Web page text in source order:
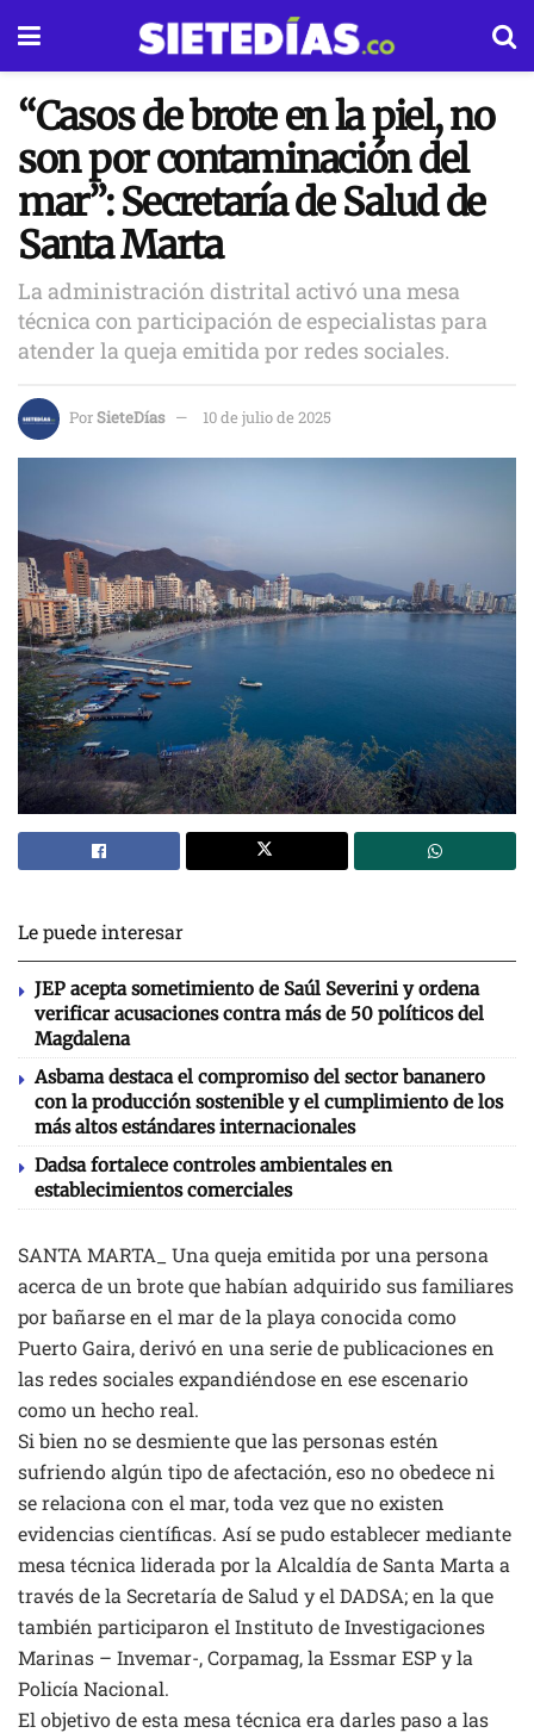
“Casos de brote en la piel, no
son por contaminación del
mar”: Secretaría de Salud de
Santa Marta
La administración distrital activó una mesa
técnica con participación de especialistas para
atender la queja emitida por redes sociales.
PorSieteDías 10 de julio de 2025
Le puede interesar
JEP acepta sometimiento de Saúl Severini y ordena
verificar acusaciones contra más de 50 políticos del
Magdalena
Asbama destaca el compromiso del sector bananero
con la producción sostenible y el cumplimiento de los
más altos estándares internacionales
Dadsa fortalece controles ambientales en
establecimientos comerciales
SANTA MARTA_ Una queja emitida por una persona
acerca de un brote que habían adquirido sus familiares
por bañarse en el mar de la playa conocida como
Puerto Gaira, derivó en una serie de publicaciones en
las redes sociales expandiéndose en ese escenario
como un hecho real.
Si bien no se desmiente que las personas estén
sufriendo algún tipo de afectación, eso no obedece ni
se relaciona con el mar, toda vez que no existen
evidencias científicas. Así se pudo establecer mediante
mesa técnica liderada por la Alcaldía de Santa Marta a
través de la Secretaría de Salud y el DADSA; en la que
también participaron el Instituto de Investigaciones
Marinas – Invemar-, Corpamag, la Essmar ESP y la
Policía Nacional.
El objetivo de esta mesa técnica era darles paso a las